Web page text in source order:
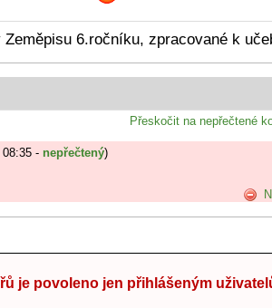
6.ročníku, zpracované k
Přeskočit na nepřečtené
- nepřečtený)
je povoleno jen přihlášeným